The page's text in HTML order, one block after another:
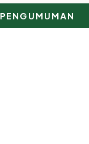
PENGUMUMAN